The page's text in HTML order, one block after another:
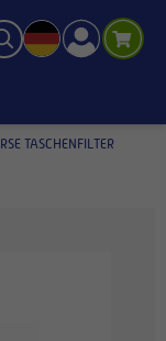
TASCHENFILTER